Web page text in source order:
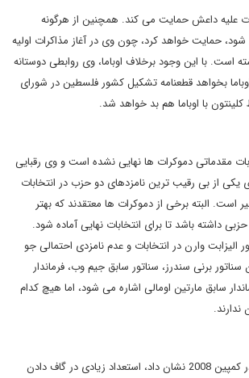
علیه داعش حمایت می کند. همچنین از هرگونه
شود، حمایت خواهد کرد، چون وی در آغاز مذاکرات اولیه
است. با این وجود برخلاف اوباما، وی روابطی دوستانه
اوباما بخواهد قطعنامه تشکیل کشور فلسطین در شورای
کلینتون با اوباما هم بد خواهد شد.
مقدماتی دموکرات ها نهایی نشده است و وی رقبایی
از بی رقیب ترین نامزدهای دو حزب در انتخابات
است. البته برخی از دموکرات ها معتقدند که بهتر
داشته باشد تا برای انتخابات نهایی آماده شود.
الیزابت وارن در انتخابات و عدم نامزدی احتمالی جو
برنی سندرز، سناتور سابق جیم وب، فرماندار
سابق مارتین اومالی اشاره می شود، اما هیچ کدام
کلینتون همان گونه که در کمپین 2008 نشان داد، استعداد زیادی در گاف دادن